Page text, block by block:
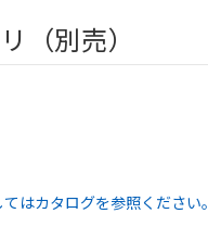
（別売）
はカタログを参照ください。